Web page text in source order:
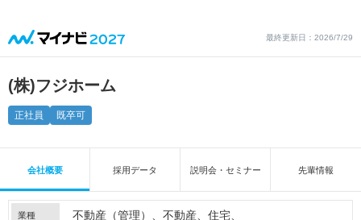
最終更新日：2026/7/29
(株)フジホーム
正社員 既卒可
会社概要 採用データ 説明会・セミナー 先輩情報
業種 不動産（管理） 不動産
住宅